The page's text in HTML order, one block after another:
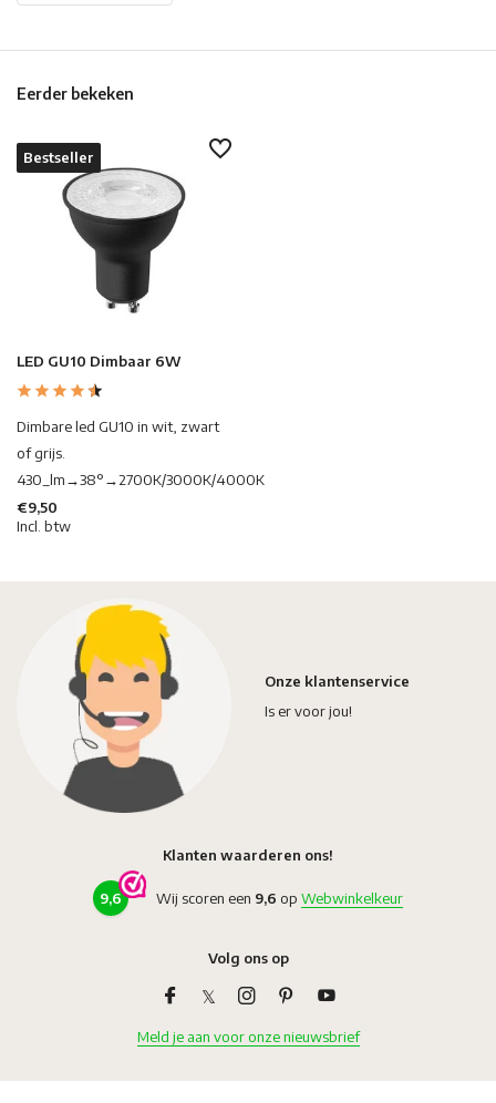
Eerder bekeken
Bestseller
LED GU10 Dimbaar 6W
Dimbare led GU10 in wit, zwart
of grijs.
430_lm→38°→2700K/3000K/4000K
€9,50
Incl. btw
Onze klantenservice
Is er voor jou!
Klanten waarderen ons!
9,6 Wij scoren een 9,6 op Webwinkelkeur
Volg ons op
Meld je aan voor onze nieuwsbrief